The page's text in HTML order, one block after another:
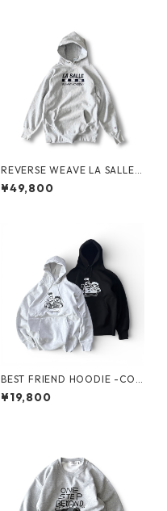
REVERSE WEAVE LA SALLE
MILITARY ACADEMY by CHA
MPION
¥49,800
BEST FRIEND HOODIE -COT
TONPAN-
¥19,800